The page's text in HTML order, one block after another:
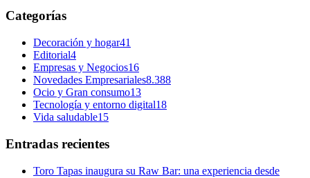
Categorías
Decoración y hogar41
Editorial4
Empresas y Negocios16
Novedades Empresariales8.388
Ocio y Gran consumo13
Tecnología y entorno digital18
Vida saludable15
Entradas recientes
Toro Tapas inaugura su Raw Bar: una experiencia desde